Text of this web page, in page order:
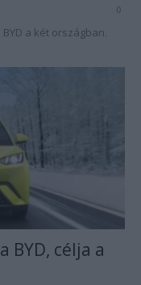
0
a két országban.
BYD, célja a